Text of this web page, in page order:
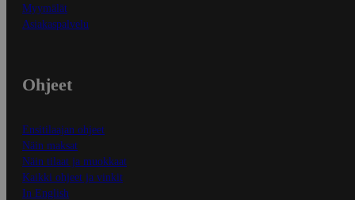
Myymälät
Asiakaspalvelu
Ohjeet
Ensitilaajan ohjeet
Näin maksat
Näin tilaat ja muokkaat
Kaikki ohjeet ja vinkit
In English